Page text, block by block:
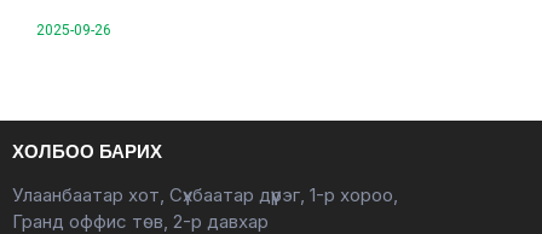
2025-09-26
ХОЛБОО БАРИХ
Улаанбаатар хот, Сүхбаатар дүүрэг, 1-р хороо,
Гранд оффис төв, 2-р давхар